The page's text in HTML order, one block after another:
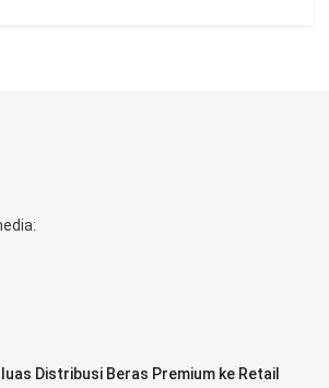
Distribusi Beras Premium ke Retail